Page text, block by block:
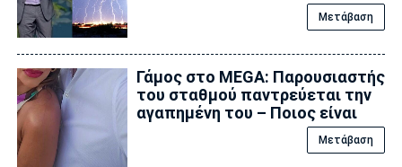
Μετάβαση
Γάμος στο MEGA: Παρουσιαστής
του σταθμού παντρεύεται την
αγαπημένη του – Ποιος είναι
Μετάβαση